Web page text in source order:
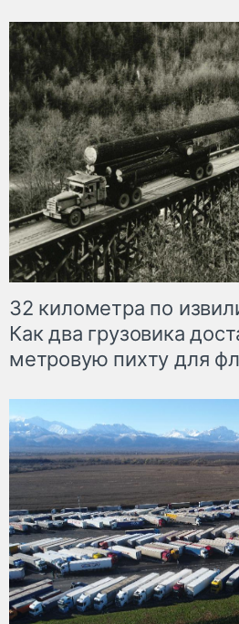
32 километра по
Как два грузовика
метровую пихту для